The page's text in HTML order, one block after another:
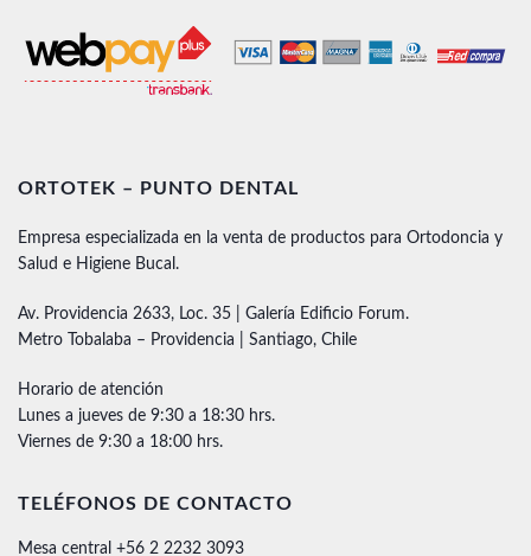
ORTOTEK – PUNTO DENTAL
Empresa especializada en la venta de productos para Ortodoncia y
Salud e Higiene Bucal.
Av. Providencia 2633, Loc. 35 | Galería Edificio Forum.
Metro Tobalaba – Providencia | Santiago, Chile
Horario de atención
Lunes a jueves de 9:30 a 18:30 hrs.
Viernes de 9:30 a 18:00 hrs.
TELÉFONOS DE CONTACTO
Mesa central +56 2 2232 3093